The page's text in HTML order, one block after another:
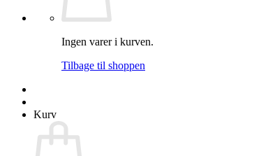
Ingen varer i kurven.
Tilbage til shoppen
Kurv